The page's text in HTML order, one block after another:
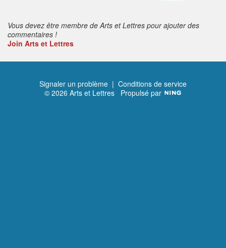
Vous devez être membre de Arts et Lettres pour ajouter des
commentaires !
Join Arts et Lettres
Signaler un problème | Conditions de service
© 2026 Arts et Lettres Propulsé par